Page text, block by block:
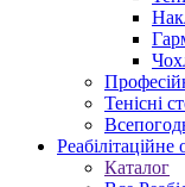
Тенісні
Каталог